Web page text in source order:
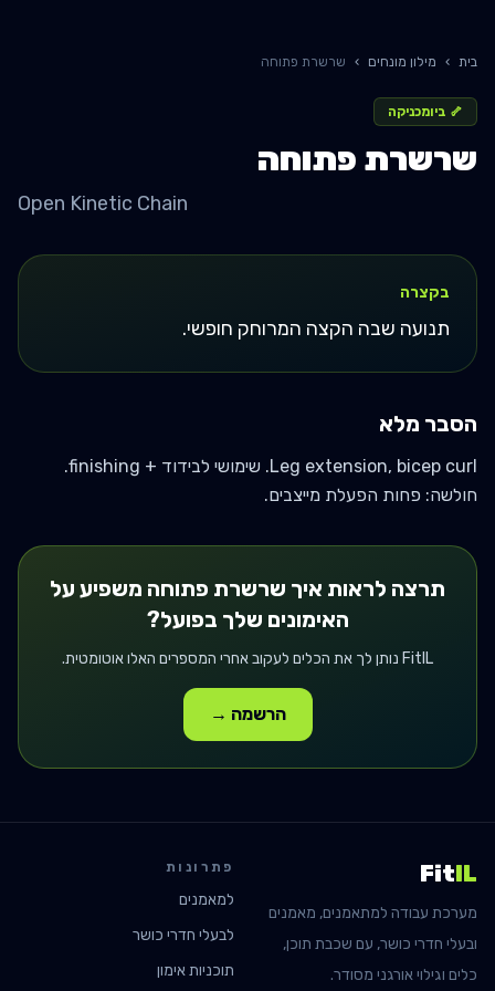
בית › מילון מונחים › שרשרת פתוחה
🦴 ביומכניקה
שרשרת פתוחה
Open Kinetic Chain
בקצרה
תנועה שבה הקצה המרוחק חופשי.
הסבר מלא
Leg extension, bicep curl. שימושי לבידוד + finishing.
חולשה: פחות הפעלת מייצבים.
תרצה לראות איך שרשרת פתוחה משפיע על
האימונים שלך בפועל?
FitIL נותן לך את הכלים לעקוב אחרי המספרים האלו אוטומטית.
הרשמה →
FitIL
מערכת עבודה למתאמנים, מאמנים
ובעלי חדרי כושר, עם שכבת תוכן,
כלים וגילוי אורגני מסודר.
פתרונות
למאמנים
לבעלי חדרי כושר
תוכניות אימון